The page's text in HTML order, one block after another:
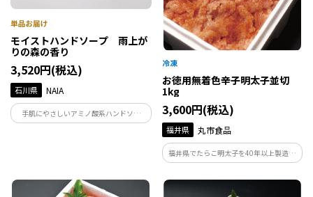
モイストハンドソープ 雨上が
りの森の香り
3,520円(税込)
石川県 NAIA
手肌にやさしいアミノ酸系ハンドソー
プ。能登ヒバ・ヒノキ・フランキンセン
お徳用無着色辛子明太子並切
1kg
3,600円(税込)
福井県 丸市食品
福井県でたらこ明太子を40年以上製造し
ている丸市食品が作る辛子明太子です。製
造の過程で形が崩れてしまったものや、
切れてしまったものだけを集めたお得用